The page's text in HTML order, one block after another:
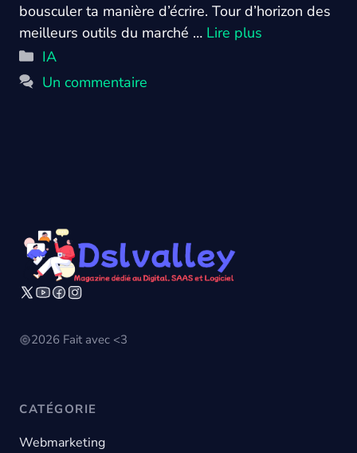
bousculer ta manière d’écrire. Tour d’horizon des
meilleurs outils du marché … Lire plus
Catégories
IA
Un commentaire
2026 Fait avec <3
CATÉGORIE
Webmarketing